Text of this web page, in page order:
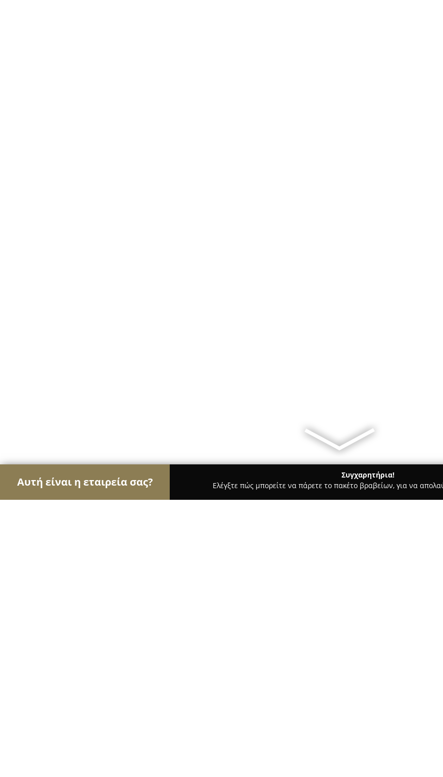
Αυτή είναι η εταιρεία σας?
Συγχαρητήρια!
Ελέγξτε πώς μπορείτε να πάρετε το πακέτο βραβείων, για να